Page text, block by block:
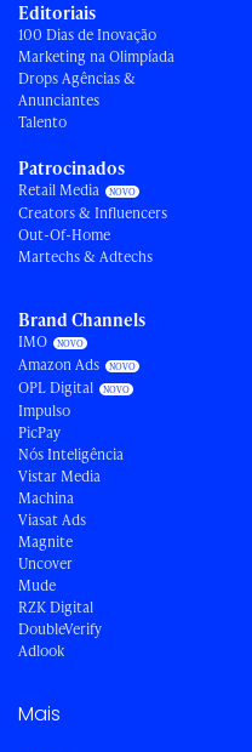
Editoriais
100 Dias de Inovação
Marketing na Olimpíada
Drops Agências &
Anunciantes
Talento
Patrocinados
Retail Media
Creators & Influencers
Out-Of-Home
Martechs & Adtechs
Brand Channels
IMO
Amazon Ads
OPL Digital
Impulso
PicPay
Nós Inteligência
Vistar Media
Machina
Viasat Ads
Magnite
Uncover
Mude
RZK Digital
DoubleVerify
Adlook
Mais